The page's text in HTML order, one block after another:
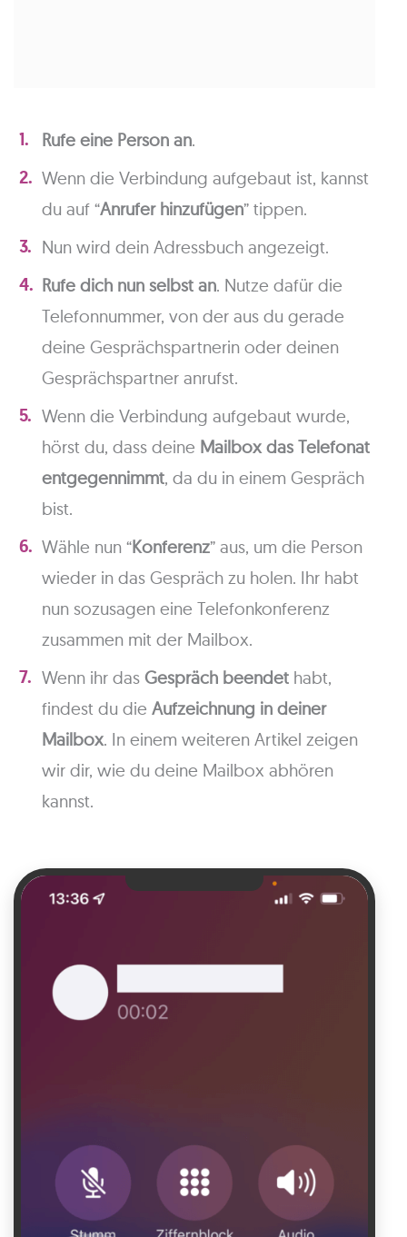
Rufe eine Person an.
Wenn die Verbindung aufgebaut ist, kannst
du auf “Anrufer hinzufügen” tippen.
Nun wird dein Adressbuch angezeigt.
Rufe dich nun selbst an. Nutze dafür die
Telefonnummer, von der aus du gerade
deine Gesprächspartnerin oder deinen
Gesprächspartner anrufst.
Wenn die Verbindung aufgebaut wurde,
hörst du, dass deine Mailbox das Telefonat
entgegennimmt, da du in einem Gespräch
bist.
Wähle nun “Konferenz” aus, um die Person
wieder in das Gespräch zu holen. Ihr habt
nun sozusagen eine Telefonkonferenz
zusammen mit der Mailbox.
Wenn ihr dasGespräch beendet habt,
findest du dieAufzeichnung in deiner
Mailbox. In einem weiteren Artikel zeigen
wir dir, wie du deine Mailbox abhören
kannst.